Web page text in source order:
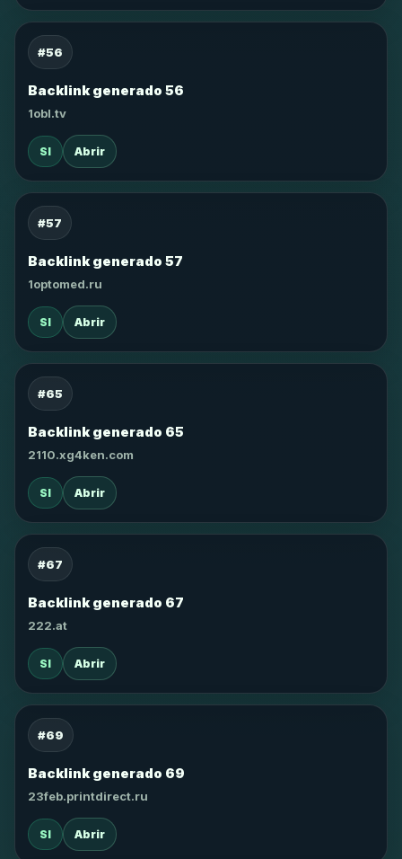
#56
Backlink generado 56
1obl.tv
SI Abrir
#57
Backlink generado 57
1optomed.ru
SI Abrir
#65
Backlink generado 65
2110.xg4ken.com
SI Abrir
#67
Backlink generado 67
222.at
SI Abrir
#69
Backlink generado 69
23feb.printdirect.ru
SI Abrir